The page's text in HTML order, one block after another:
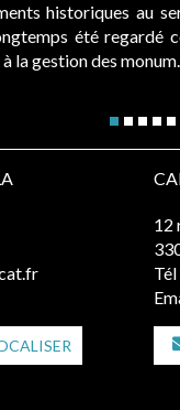
historiques au
été regardé
la gestion des
12
Tél